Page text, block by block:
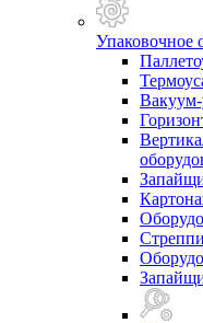
Упаковочное
Вакуум-